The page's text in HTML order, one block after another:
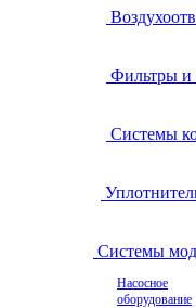
Фильтры и
Системы
Системы
Насосное
оборудование